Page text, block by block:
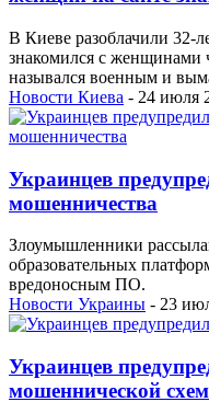
В Киеве разоблачили 32-
знакомился с женщинами
назывался военным и
Новости Киева - 24 июля
Украинцев
мошенничества
Злоумышленники
образовательных
вредоносным ПО.
Новости Украины - 23
Украинцев
мошеннической